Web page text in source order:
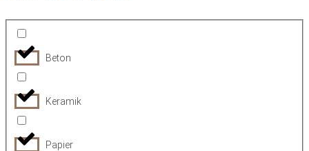
Beton
Keramik
Papier